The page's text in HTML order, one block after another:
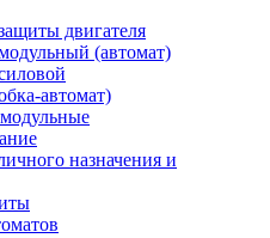
двигателя
(автомат)
автомат)
назначения и